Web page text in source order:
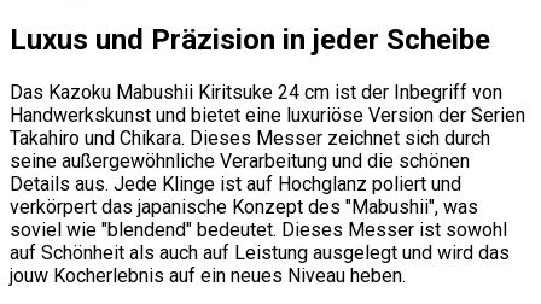
Luxus und Präzision in jeder Scheibe
Das Kazoku Mabushii Kiritsuke 24 cm ist der Inbegriff von
Handwerkskunst und bietet eine luxuriöse Version der Serien
Takahiro und Chikara. Dieses Messer zeichnet sich durch
seine außergewöhnliche Verarbeitung und die schönen
Details aus. Jede Klinge ist auf Hochglanz poliert und
verkörpert das japanische Konzept des "Mabushii", was
soviel wie "blendend" bedeutet. Dieses Messer ist sowohl
auf Schönheit als auch auf Leistung ausgelegt und wird das
jouw Kocherlebnis auf ein neues Niveau heben.